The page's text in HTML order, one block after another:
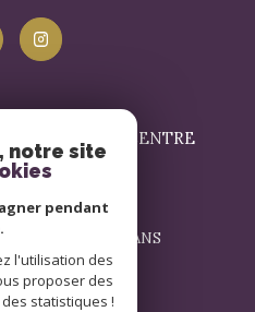
LE MANS - CENTRE
Leclerc 72000 LE MANS
le mans
notre site
pendant
l'utilisation des
proposer des
statistiques !